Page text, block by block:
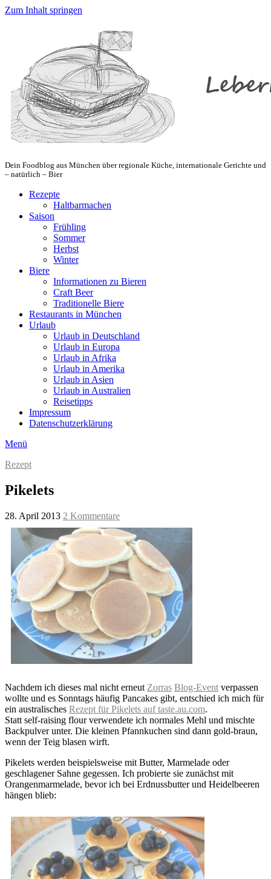
Zum Inhalt springen
Dein Foodblog aus München über regionale Küche, internationale Gerichte und
– natürlich – Bier
Rezepte
Haltbarmachen
Saison
Frühling
Sommer
Herbst
Winter
Biere
Informationen zu Bieren
Craft Beer
Traditionelle Biere
Restaurants in München
Urlaub
Urlaub in Deutschland
Urlaub in Europa
Urlaub in Afrika
Urlaub in Amerika
Urlaub in Asien
Urlaub in Australien
Reisetipps
Impressum
Datenschutzerklärung
Menü
Rezept
Pikelets
28. April 2013 2 Kommentare
Nachdem ich dieses mal nicht erneut Zorras Blog-Event verpassen
wollte und es Sonntags häufig Pancakes gibt, entschied ich mich für
ein australisches Rezept für Pikelets auf taste.au.com.
Statt self-raising flour verwendete ich normales Mehl und mischte
Backpulver unter. Die kleinen Pfannkuchen sind dann gold-braun,
wenn der Teig blasen wirft.
Pikelets werden beispielsweise mit Butter, Marmelade oder
geschlagener Sahne gegessen. Ich probierte sie zunächst mit
Orangenmarmelade, bevor ich bei Erdnussbutter und Heidelbeeren
hängen blieb: